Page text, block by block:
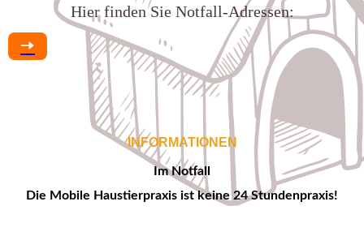
Hier finden Sie Notfall-Adressen:
🠆
INFORMATIONEN
Im Notfall
Die Mobile Haustierpraxis ist keine 24 Stundenpraxis!